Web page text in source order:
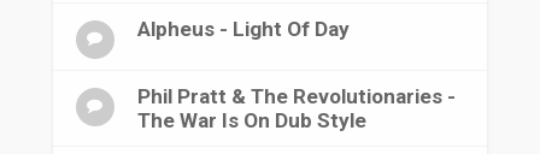
Alpheus - Light Of Day
Phil Pratt & The Revolutionaries -
The War Is On Dub Style